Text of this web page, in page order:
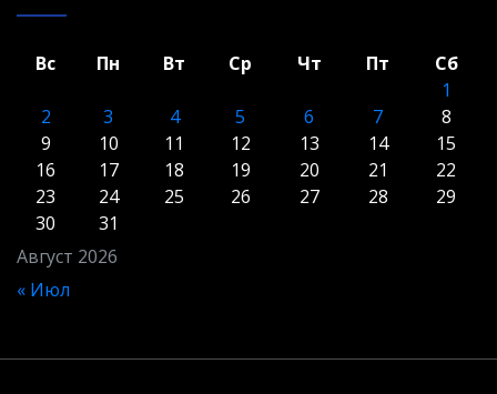
Август 2026
Вс Пн Вт Ср Чт Пт
Сб
1
2
3 4 5 6 7
8
9
10 11 12 13 14
15
16
17 18 19 20 21
22
23
24 25 26 27 28
29
30
31
« Июл